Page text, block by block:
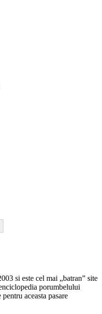
si este cel mai „batran” site
porumbelului
aceasta pasare